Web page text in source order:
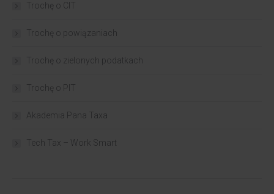
Trochę o CIT
Trochę o powiązaniach​
Trochę o zielonych podatkach
Trochę o PIT
Akademia Pana Taxa
Tech Tax – Work Smart